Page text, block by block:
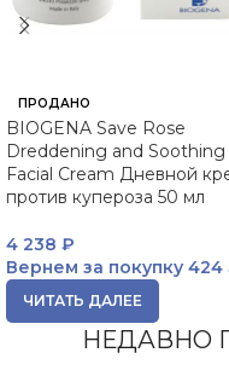
ПРОДАНО
BIOGENA Save Rose
Dreddening and Soothing
Facial Cream Дневной
против купероза 50 мл
4 238 ₽
Вернем за покупку 424
ЧИТАТЬ ДАЛЕЕ
НЕДАВНО